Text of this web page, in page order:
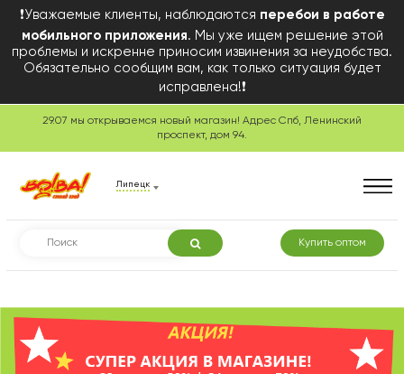
❗Уважаемые клиенты, наблюдаются перебои в работе
мобильного приложения. Мы уже ищем решение этой
проблемы и искренне приносим извинения за неудобства.
Обязательно сообщим вам, как только ситуация будет
исправлена!❗
29.07 мы открываемся новый магазин! Адрес Спб, Ленинский
проспект, дом 94.
Липецк
Купить оптом
Сегодня в розничной
торговле
Смотреть товары